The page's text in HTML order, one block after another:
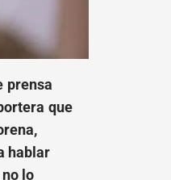
prensa
que
hablar
lo